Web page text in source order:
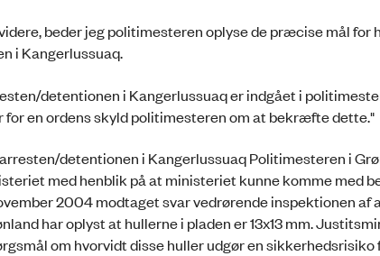
beder jeg politimesteren oplyse de præcise mål for
i Kangerlussuaq.
detentionen i Kangerlussuaq er indgået i
for en ordens skyld politimesteren om at bekræfte dette."
detentionen i Kangerlussuaq Politimesteren i
med henblik på at ministeriet kunne komme med
2004 modtaget svar vedrørende inspektionen
har oplyst at hullerne i pladen er 13x13 mm.
om hvorvidt disse huller udgør en